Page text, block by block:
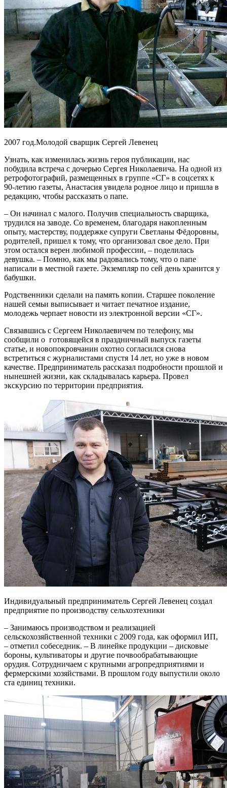
2007 год.Молодой сварщик Сергей Левенец
Узнать, как изменилась жизнь героя публикации, нас
побудила встреча с дочерью Сергея Николаевича. На одной из
ретрофотографий, размещенных в группе «СГ» в соцсетях к
90-летию газеты, Анастасия увидела родное лицо и пришла в
редакцию, чтобы рассказать о папе.
– Он начинал с малого. Получив специальность сварщика,
трудился на заводе. Со временем, благодаря накопленным
опыту, мастерству, поддержке супруги Светланы Фёдоровны,
родителей, пришел к тому, что организовал свое дело. При
этом остался верен любимой профессии, – поделилась
девушка. – Помню, как мы радовались тому, что о папе
написали в местной газете. Экземпляр по сей день хранится у
бабушки.
Родственники сделали на память копии. Старшее поколение
нашей семьи выписывает и читает печатное издание,
молодежь черпает новости из электронной версии «СГ».
Связавшись с Сергеем Николаевичем по телефону, мы
сообщили о готовящейся в праздничный выпуск газеты
статье, и новопокровчанин охотно согласился снова
встретиться с журналистами спустя 14 лет, но уже в новом
качестве. Предприниматель рассказал подробности прошлой и
нынешней жизни, как складывалась карьера. Провел
экскурсию по территории предприятия.
Индивидуальный предприниматель Сергей Левенец создал
предприятие по производству сельхозтехники
– Занимаюсь производством и реализацией
сельскохозяйственной техники с 2009 года, как оформил ИП,
– отметил собеседник. – В линейке продукции – дисковые
бороны, культиваторы и другие почвообрабатывающие
орудия. Сотрудничаем с крупными агропредприятиями и
фермерскими хозяйствами. В прошлом году выпустили около
ста единиц техники.